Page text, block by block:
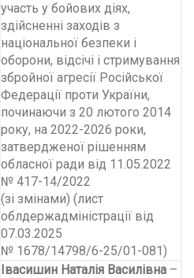
участь у бойових діях,
здійсненні заходів з
національної безпеки і
оборони, відсічі і стримування
збройної агресії Російської
Федерації проти України,
починаючи з 20 лютого 2014
року, на 2022-2026 роки,
затвердженої рішенням
обласної ради від 11.05.2022
№ 417-14/2022
(зі змінами) (лист
облдержадміністрації від
07.03.2025
№ 1678/14798/6-25/01-081)
Івасишин Наталія Василівна –